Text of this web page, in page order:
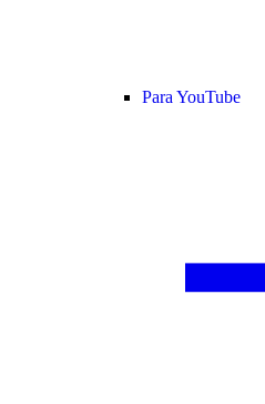
Para YouTube